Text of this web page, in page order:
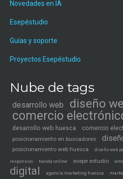
Novedades en IA
Esepéstudio
Guías y soporte
Proyectos Esepéstudio
Nube de tags
desarrollo web
diseño
comercio
desarrollo web huesca comercio
posicionamiento en buscadores
posicionamiento web huesca
diseño web
responsivo tienda online esepe estudio
digital
agencia marketing huesca